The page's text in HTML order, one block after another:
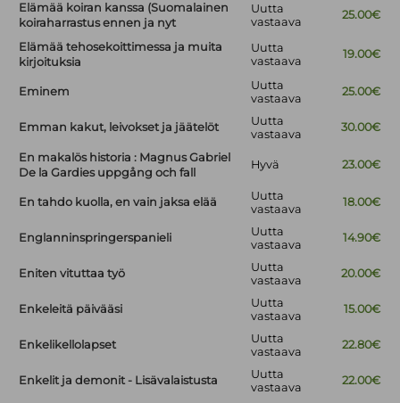
Elämää koiran kanssa (Suomalainen
koiraharrastus ennen ja nyt
Uutta
vastaava
25.00€
Elämää tehosekoittimessa ja muita
kirjoituksia
Uutta
vastaava
19.00€
Eminem
Uutta
vastaava
25.00€
Emman kakut, leivokset ja jäätelöt
Uutta
vastaava
30.00€
En makalös historia : Magnus Gabriel
De la Gardies uppgång och fall
Hyvä 23.00€
En tahdo kuolla, en vain jaksa elää
Uutta
vastaava
18.00€
Englanninspringerspanieli
Uutta
vastaava
14.90€
Eniten vituttaa työ
Uutta
vastaava
20.00€
Enkeleitä päivääsi
Uutta
vastaava
15.00€
Enkelikellolapset
Uutta
vastaava
22.80€
Enkelit ja demonit - Lisävalaistusta
Uutta
vastaava
22.00€